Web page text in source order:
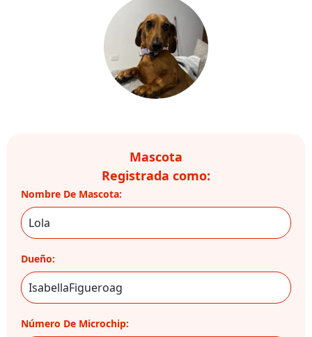
Mascota
Registrada como:
Nombre De Mascota:
Dueño:
Número De Microchip: